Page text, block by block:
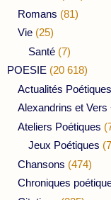
Romans (81)
Vie (25)
Santé (7)
POESIE (20 618)
Actualités Poétiques
Alexandrins et Vers
Ateliers Poétiques
Jeux Poétiques
Chansons (474)
Chroniques